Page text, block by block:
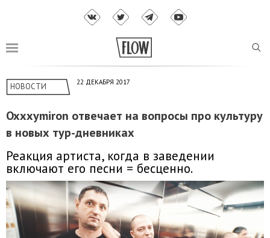
НОВОСТИ 22 ДЕКАБРЯ 2017
Oxxxymiron отвечает на вопросы про культуру
в новых тур-дневниках
Реакция артиста, когда в заведении
включают его песни = бесценно.